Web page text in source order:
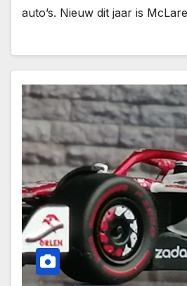
auto’s. Nieuw dit jaar is